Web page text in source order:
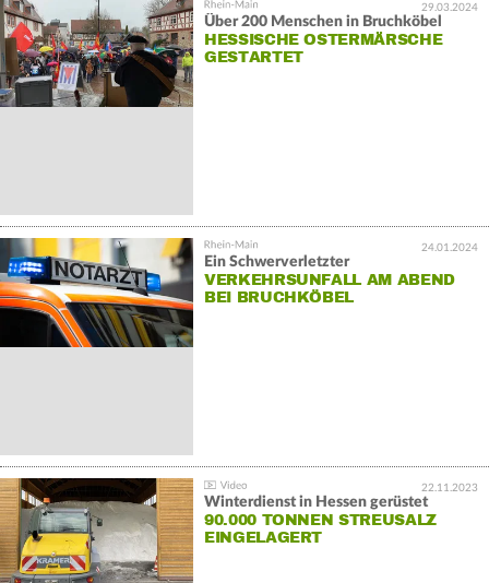
29.03.2024
Über 200 Menschen in Bruchköbel
HESSISCHE OSTERMÄRSCHE
GESTARTET
24.01.2024
Ein Schwerverletzter
VERKEHRSUNFALL AM ABEND
BEI BRUCHKÖBEL
22.11.2023
Winterdienst in Hessen gerüstet
90.000 TONNEN STREUSALZ
EINGELAGERT